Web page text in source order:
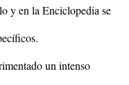
y en la Enciclopedia se
un intenso